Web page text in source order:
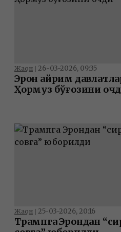
Жаҳон ❘ 26-03-2026, 09:35
Эрон айрим
Ҳормуз бўғозини
Жаҳон ❘ 25-03-2026, 20:16
Трампга Эрондан